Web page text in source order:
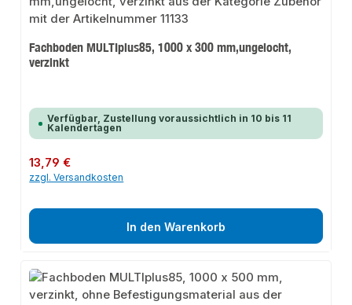
Fachboden MULTIplus85, 1000 x 300 mm,ungelocht,
verzinkt
Verfügbar, Zustellung voraussichtlich in 10 bis 11
Kalendertagen
Regulärer Preis:
13,79 €
zzgl. Versandkosten
In den Warenkorb